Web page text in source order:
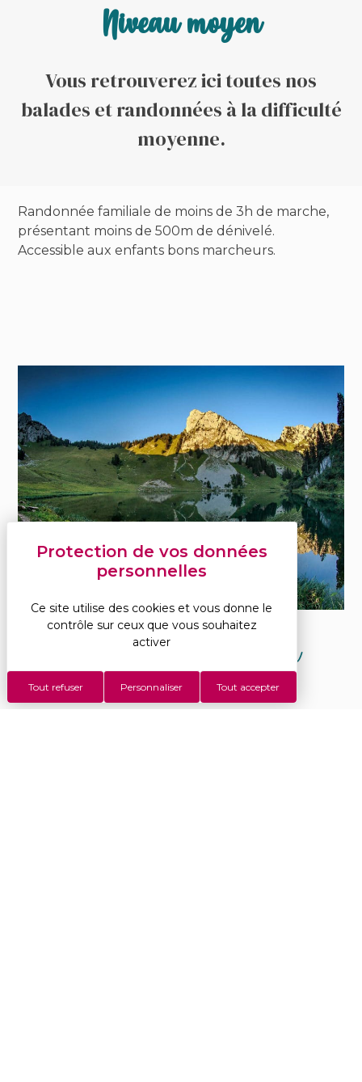
Niveau moyen
Vous retrouverez ici toutes nos
balades et randonnées à la difficulté
moyenne.
Randonnée familiale de moins de 3h de marche,
présentant moins de 500m de dénivelé.
Accessible aux enfants bons marcheurs.
Lac et pointe d’Arvoin
Ce site utilise des cookies et vous donne le
contrôle sur ceux que vous souhaitez
activer
Tout accepter
Tout refuser Personnaliser